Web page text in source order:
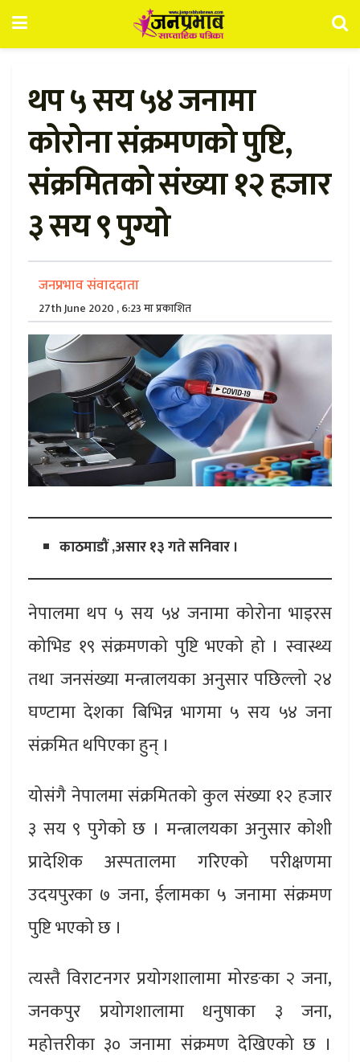
थप ५ सय ५४ जनामा
कोरोना संक्रमणको पुष्टि,
संक्रमितको संख्या १२ हजार
३ सय ९ पुग्यो
जनप्रभाव संवाददाता
27th June 2020 , 6:23 मा प्रकाशित
काठमाडौं ,असार १३ गते सनिवार ।
नेपालमा थप ५ सय ५४ जनामा कोरोना भाइरस
कोभिड १९ संक्रमणको पुष्टि भएको हो । स्वास्थ्य
तथा जनसंख्या मन्त्रालयका अनुसार पछिल्लो २४
घण्टामा देशका बिभिन्न भागमा ५ सय ५४ जना
संक्रमित थपिएका हुन् ।
योसंगै नेपालमा संक्रमितको कुल संख्या १२ हजार
३ सय ९ पुगेको छ । मन्त्रालयका अनुसार कोशी
प्रादेशिक अस्पतालमा गरिएको परीक्षणमा
उदयपुरका ७ जना, ईलामका ५ जनामा संक्रमण
पुष्टि भएको छ ।
त्यस्तै विराटनगर प्रयोगशालामा मोरङका २ जना,
जनकपुर प्रयोगशालामा धनुषाका ३ जना,
महोत्तरीका ३० जनामा संक्रमण देखिएको छ ।